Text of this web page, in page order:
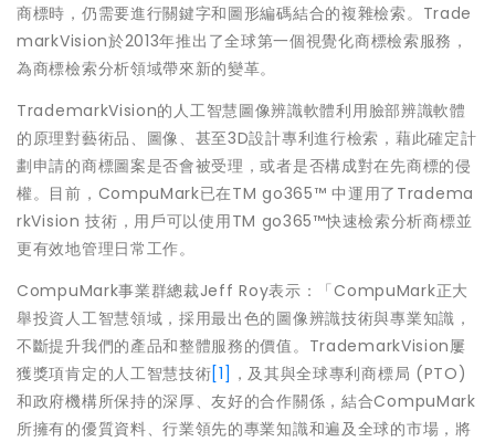
商標時，仍需要進行關鍵字和圖形編碼結合的複雜檢索。Trade
markVision於2013年推出了全球第一個視覺化商標檢索服務，
為商標檢索分析領域帶來新的變革。
TrademarkVision的人工智慧圖像辨識軟體利用臉部辨識軟體
的原理對藝術品、圖像、甚至3D設計專利進行檢索，藉此確定計
劃申請的商標圖案是否會被受理，或者是否構成對在先商標的侵
權。目前，CompuMark已在TM go365™ 中運用了Tradema
rkVision 技術，用戶可以使用TM go365™快速檢索分析商標並
更有效地管理日常工作。
CompuMark事業群總裁Jeff Roy表示：「CompuMark正大
舉投資人工智慧領域，採用最出色的圖像辨識技術與專業知識，
不斷提升我們的產品和整體服務的價值。TrademarkVision屢
獲獎項肯定的人工智慧技術[1] ，及其與全球專利商標局 (PTO)
和政府機構所保持的深厚、友好的合作關係，結合CompuMark
所擁有的優質資料、行業領先的專業知識和遍及全球的市場，將